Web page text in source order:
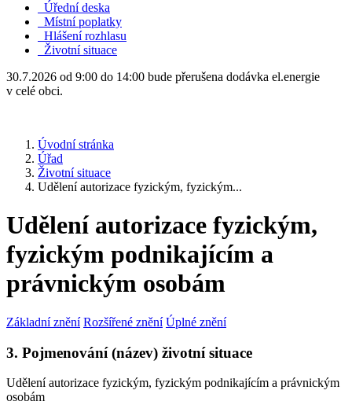
Úřední deska
Místní poplatky
Hlášení rozhlasu
Životní situace
30.7.2026 od 9:00 do 14:00 bude přerušena dodávka el.energie
v celé obci.
Úvodní stránka
Úřad
Životní situace
Udělení autorizace fyzickým, fyzickým...
Udělení autorizace fyzickým,
fyzickým podnikajícím a
právnickým osobám
Základní znění Rozšířené znění Úplné znění
3. Pojmenování (název) životní situace
Udělení autorizace fyzickým, fyzickým podnikajícím a právnickým
osobám